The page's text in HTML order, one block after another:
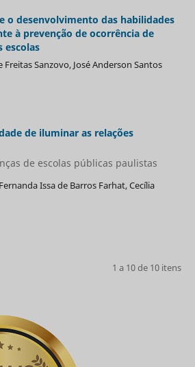
o desenvolvimento das habilidades
à prevenção de ocorrência de
escolas
Sanzovo, José Anderson Santos
de iluminar as relações
de escolas públicas paulistas
Issa de Barros Farhat, Cecília
1 a 10 de 10 itens